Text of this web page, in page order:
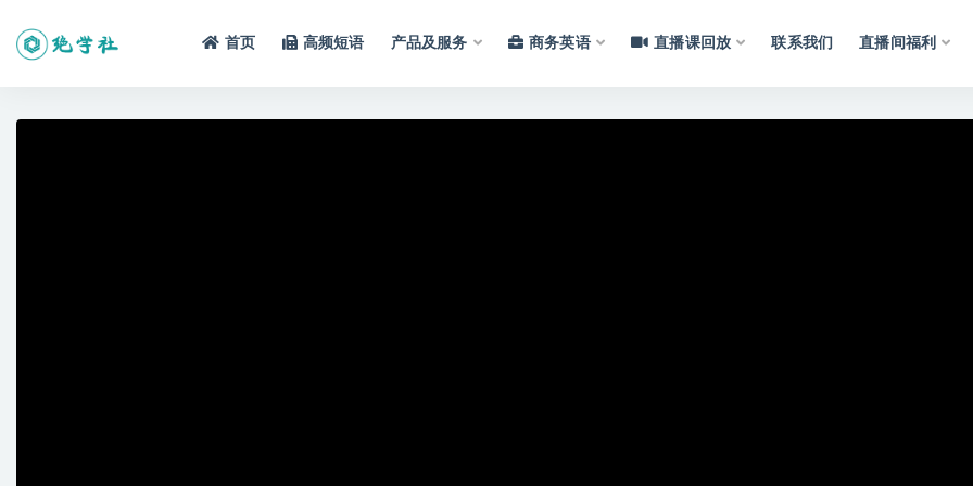
首页 高频短语 产品及服务 商务英语 直播课回放 联系我们 直播间福利